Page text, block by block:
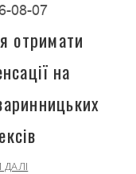
08-07
отримати
на